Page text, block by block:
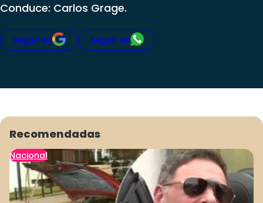
Conduce: Carlos Grage.
Seguir en Seguir en
Recomendadas
Nacional
Todos Los Programas